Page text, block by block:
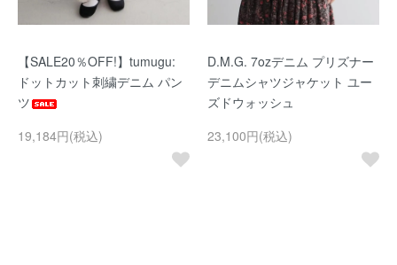
【SALE20％OFF!】tumugu:
ドットカット刺繍デニム パン
ツ
19,184円(税込)
D.M.G. 7ozデニム プリズナー
デニムシャツジャケット ユー
ズドウォッシュ
23,100円(税込)